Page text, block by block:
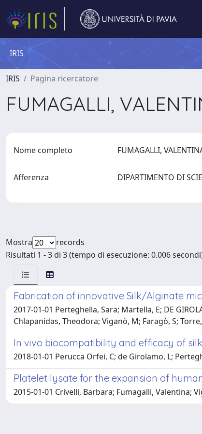
IRIS
IRIS Pagina ricercatore
FUMAGALLI,
Nome completo FUMAGALLI,
Afferenza DIPARTIMENTO DI
Mostra
records
Risultati 1 - 3 di 3 (tempo di esecuzione: 0.006
Fabrication of innovative Silk/Alginate
2017-01-01 Perteghella, Sara; Martella, E; DE
Chlapanidas, Theodora; Viganò, M; Faragò, S;
In vivo biocompatibility and efficacy of
2018-01-01 Perucca Orfei, C; de Girolamo, L;
Platelet lysate for the expansion of
2015-01-01 Crivelli, Barbara; Fumagalli, Valentina;